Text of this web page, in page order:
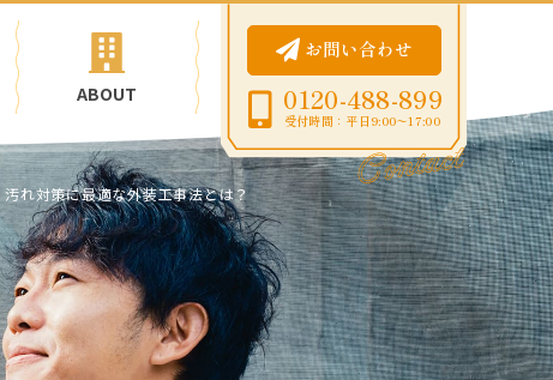
ABOUT
お問い合わせ
0120-488-899
受付時間：平日9:00〜17:00
汚れ対策に最適な外装工事法とは？